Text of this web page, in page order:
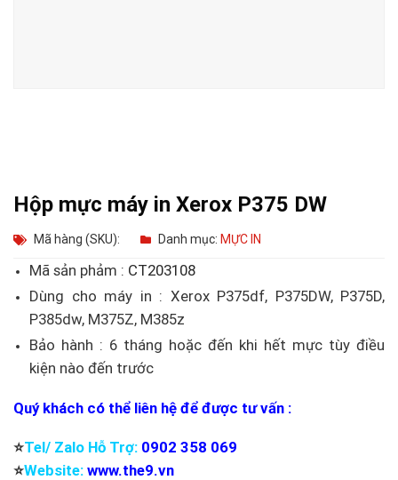
Hộp mực máy in Xerox P375 DW
Mã hàng (SKU): Danh mục: MỰC IN
Mã sản phảm : CT203108
Dùng cho máy in : Xerox P375df, P375DW, P375D,
P385dw, M375Z, M385z
Bảo hành : 6 tháng hoặc đến khi hết mực tùy điều
kiện nào đến trước
Quý khách có thể liên hệ để được tư vấn :
⭐️Tel/ Zalo Hỗ Trợ: 0902 358 069
⭐️Website: www.the9.vn